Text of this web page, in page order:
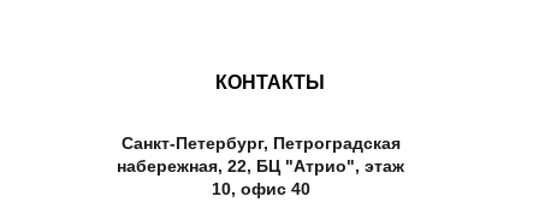
КОНТАКТЫ
Санкт-Петербург, Петроградская
набережная, 22, БЦ "Атрио", этаж
10, офис 40